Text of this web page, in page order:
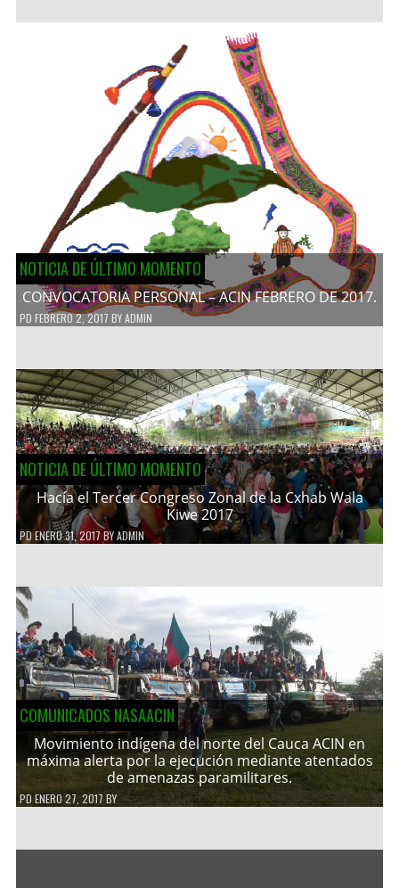
NOTICIA DE ÚLTIMO MOMENTO
CONVOCATORIA PERSONAL – ACIN FEBRERO DE 2017.
PD FEBRERO 2, 2017 BYADMIN
NOTICIA DE ÚLTIMO MOMENTO
Hacía el Tercer Congreso Zonal de la Cxhab Wala
Kiwe 2017
PDENERO 31, 2017 BYADMIN
COMUNICADOS NASAACIN
Movimiento indígena del norte del Cauca ACIN en
máxima alerta por la ejecución mediante atentados
de amenazas paramilitares.
PDENERO 27, 2017 BY